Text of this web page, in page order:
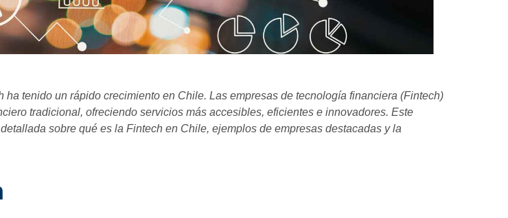
ha tenido un rápido crecimiento en Chile. Las empresas de tecnología financiera (Fintech)
tradicional, ofreciendo servicios más accesibles, eficientes e innovadores. Este
sobre qué es la Fintech en Chile, ejemplos de empresas destacadas y la